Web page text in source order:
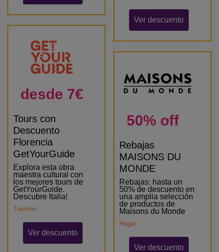
desde 7€
Tours con
Descuento
Florencia
GetYourGuide
Explora esta obra
maestra cultural con
los mejores tours de
GetYourGuide.
Descubre Italia!
Turismo
Ver descuento
Ver descuento
50% off
Rebajas
MAISONS DU
MONDE
Rebajas: hasta un
50% de descuento en
una amplia selección
de productos de
Maisons du Monde
Hogar
Ver descuento